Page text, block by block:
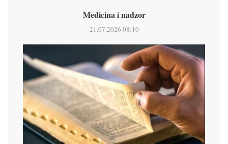
Medicina i nadzor
21.07.2026 08:10